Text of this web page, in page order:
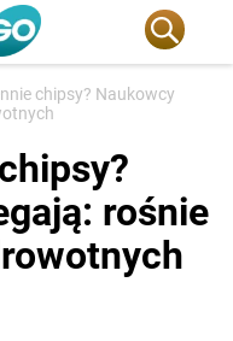
chipsy? Naukowcy
rośnie